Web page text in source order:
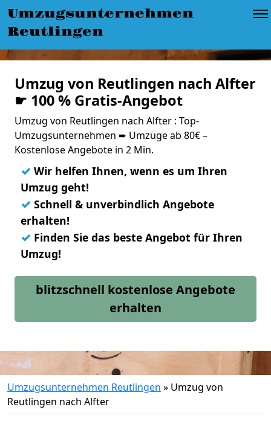
Umzugsunternehmen
Reutlingen
Umzug von Reutlingen nach Alfter
☛ 100 % Gratis-Angebot
Umzug von Reutlingen nach Alfter : Top-
Umzugsunternehmen ➨ Umzüge ab 80€ –
Kostenlose Angebote in 2 Min.
✓ Wir helfen Ihnen, wenn es um Ihren
Umzug geht!
✓ Schnell & unverbindlich Angebote
erhalten!
✓ Finden Sie das beste Angebot für Ihren
Umzug!
blitzschnell kostenlose Angebote
erhalten
Umzugsunternehmen Reutlingen » Umzug von
Reutlingen nach Alfter